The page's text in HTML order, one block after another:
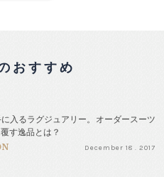
おすすめ
入るラグジュアリー。オーダースーツ
す逸品とは？
December 18 . 2017